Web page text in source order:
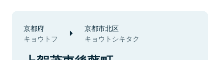
京都府
キョウトフ
京都市北区
キョウトシキタク